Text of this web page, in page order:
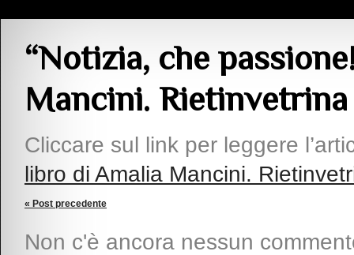
“Notizia, che
Mancini. Rietinvetrina
Cliccare sul link per leggere
libro di Amalia Mancini.
« Post precedente
Non c'è ancora nessun